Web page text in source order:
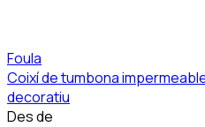
Foula
Coixí de tumbona
decoratiu
Des de